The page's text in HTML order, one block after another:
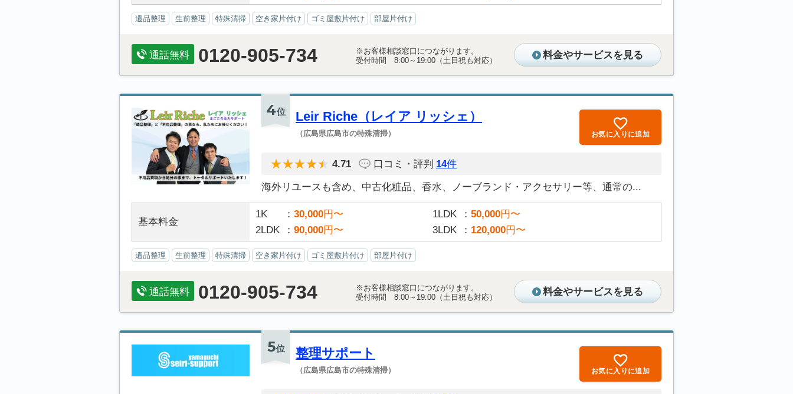
遺品整理 生前整理 特殊清掃 空き家片付け ゴミ屋敷片付け 部屋片付け
通話無料 0120-905-734
※お客様相談窓口につながります。
受付時間 8:00～19:00（土日祝も対応）
料金やサービスを見る
4位 Leir Riche（レイア リッシェ）
（広島県広島市の特殊清掃） お気に入りに追加
4.71 口コミ・評判 14件
海外リユースも含め、中古化粧品、香水、ノーブランド・アクセサリー等、通常の...
基本料金
1K 30,000円〜 1LDK 50,000円〜
2LDK
90,000円〜 3LDK 120,000円〜
遺品整理 生前整理 特殊清掃 空き家片付け ゴミ屋敷片付け 部屋片付け
通話無料 0120-905-734
※お客様相談窓口につながります。
受付時間 8:00～19:00（土日祝も対応）
料金やサービスを見る
5位 整理サポート
（広島県広島市の特殊清掃） お気に入りに追加